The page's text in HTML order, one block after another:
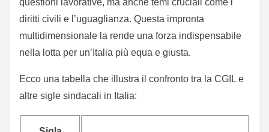
diritti civili e l’uguaglianza. Questa impronta
multidimensionale la rende una forza indispensabile
nella lotta per un’Italia più equa e giusta.
Ecco una tabella che illustra il confronto tra la CGIL e
altre sigle sindacali in Italia: